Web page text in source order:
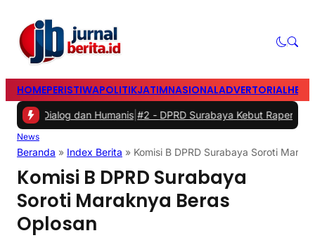
HOMEPERISTIWAPOLITIKJATIMNASIONALADVERTORIAL
dan Humanis|#2 -DPRD Surabaya Kebut Raperda Kampung
News
Beranda » Index Berita » Komisi B DPRD Surabaya Soroti
Komisi B DPRD Surabaya
Soroti Maraknya Beras
Oplosan